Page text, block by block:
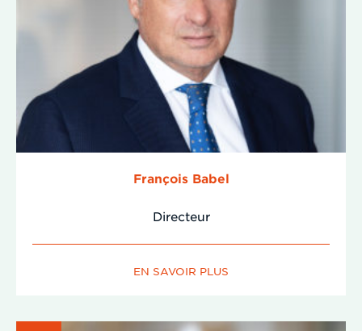
François Babel
Directeur
EN SAVOIR PLUS